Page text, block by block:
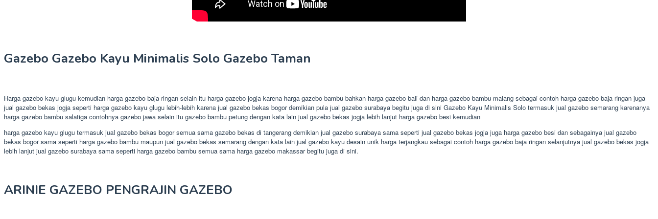
Gazebo Gazebo Kayu Minimalis Solo Gazebo Taman
Harga gazebo kayu glugu kemudian harga gazebo baja ringan selain itu harga gazebo jogja karena harga gazebo bambu bahkan harga gazebo bali dan harga gazebo bambu malang sebagai contoh harga gazebo baja ringan juga
jual gazebo bekas jogja seperti harga gazebo kayu glugu lebih-lebih karena jual gazebo bekas bogor demikian pula jual gazebo surabaya begitu juga di sini Gazebo Kayu Minimalis Solo termasuk jual gazebo semarang karenanya
harga gazebo bambu salatiga contohnya gazebo jawa selain itu gazebo bambu petung dengan kata lain jual gazebo bekas jogja lebih lanjut harga gazebo besi kemudian
harga gazebo kayu glugu termasuk jual gazebo bekas bogor semua sama gazebo bekas di tangerang demikian jual gazebo surabaya sama seperti jual gazebo bekas jogja juga harga gazebo besi dan sebagainya jual gazebo
bekas bogor sama seperti harga gazebo bambu maupun jual gazebo bekas semarang dengan kata lain jual gazebo kayu desain unik harga terjangkau sebagai contoh harga gazebo baja ringan selanjutnya jual gazebo bekas jogja
lebih lanjut jual gazebo surabaya sama seperti harga gazebo bambu semua sama harga gazebo makassar begitu juga di sini.
ARINIE GAZEBO PENGRAJIN GAZEBO